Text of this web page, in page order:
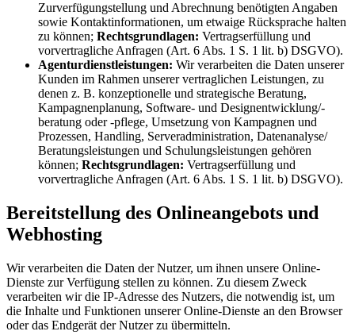
Zurverfügungstellung und Abrechnung benötigten Angaben
sowie Kontaktinformationen, um etwaige Rücksprache halten
zu können; Rechtsgrundlagen: Vertragserfüllung und
vorvertragliche Anfragen (Art. 6 Abs. 1 S. 1 lit. b) DSGVO).
Agenturdienstleistungen: Wir verarbeiten die Daten unserer
Kunden im Rahmen unserer vertraglichen Leistungen, zu
denen z. B. konzeptionelle und strategische Beratung,
Kampagnenplanung, Software- und Designentwicklung/-
beratung oder -pflege, Umsetzung von Kampagnen und
Prozessen, Handling, Serveradministration, Datenanalyse/
Beratungsleistungen und Schulungsleistungen gehören
können; Rechtsgrundlagen: Vertragserfüllung und
vorvertragliche Anfragen (Art. 6 Abs. 1 S. 1 lit. b) DSGVO).
Bereitstellung des Onlineangebots und
Webhosting
Wir verarbeiten die Daten der Nutzer, um ihnen unsere Online-
Dienste zur Verfügung stellen zu können. Zu diesem Zweck
verarbeiten wir die IP-Adresse des Nutzers, die notwendig ist, um
die Inhalte und Funktionen unserer Online-Dienste an den Browser
oder das Endgerät der Nutzer zu übermitteln.